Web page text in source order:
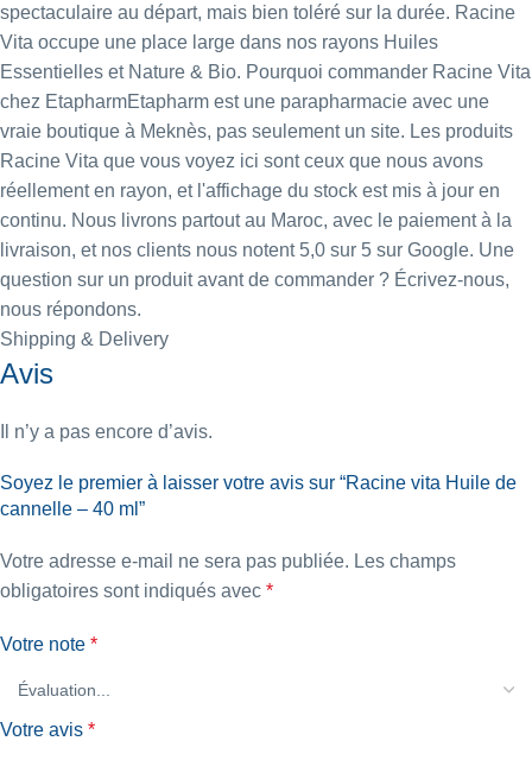
spectaculaire au départ, mais bien toléré sur la durée. Racine
Vita occupe une place large dans nos rayons Huiles
Essentielles et Nature & Bio. Pourquoi commander Racine Vita
chez EtapharmEtapharm est une parapharmacie avec une
vraie boutique à Meknès, pas seulement un site. Les produits
Racine Vita que vous voyez ici sont ceux que nous avons
réellement en rayon, et l'affichage du stock est mis à jour en
continu. Nous livrons partout au Maroc, avec le paiement à la
livraison, et nos clients nous notent 5,0 sur 5 sur Google. Une
question sur un produit avant de commander ? Écrivez-nous,
nous répondons.
Shipping & Delivery
Avis
Il n’y a pas encore d’avis.
Soyez le premier à laisser votre avis sur “Racine vita Huile de
cannelle – 40 ml”
Votre adresse e-mail ne sera pas publiée. Les champs
obligatoires sont indiqués avec *
Votre note *
Votre avis *